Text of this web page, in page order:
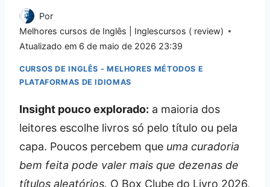
Por
Melhores cursos de Inglês | Inglescursos ( review)
Atualizado em 6 de maio de 2026 23:39
CURSOS DE INGLÊS - MELHORES MÉTODOS E
PLATAFORMAS DE IDIOMAS
Insight pouco explorado: a maioria dos
leitores escolhe livros só pelo título ou pela
capa. Poucos percebem que uma curadoria
bem feita pode valer mais que dezenas de
títulos aleatórios. O Box Clube do Livro 2026,